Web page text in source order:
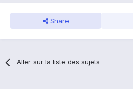
Share
Aller sur la liste des sujets